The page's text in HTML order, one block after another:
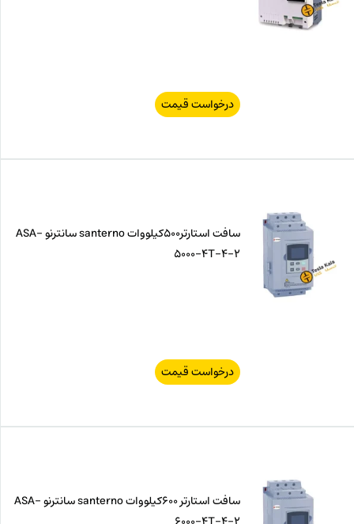
درخواست قیمت
سافت استارتر500کیلووات santerno سانترنو ASA-
5000-4T-4-2
درخواست قیمت
سافت استارتر 600کیلووات santerno سانترنو ASA-